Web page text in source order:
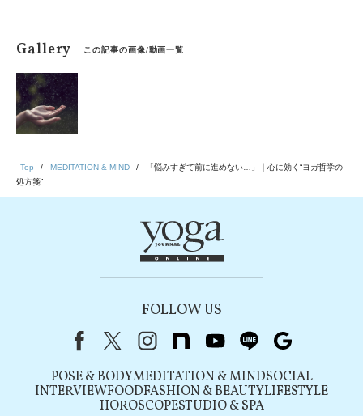
Gallery この記事の画像/動画一覧
Top MEDITATION & MIND
「悩みすぎて前に進めない…」｜心に効く“ヨガ哲学の
処方箋”
FOLLOW US
FacebookX（旧Twitter）
instagram
note youtubeline
POSE & BODYMEDITATION & MINDSOCIAL
INTERVIEWFOODFASHION & BEAUTYLIFESTYLE
HOROSCOPESTUDIO & SPA